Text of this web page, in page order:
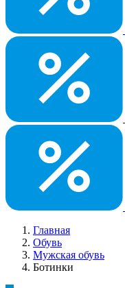
Главная
Обувь
Мужская обувь
Ботинки